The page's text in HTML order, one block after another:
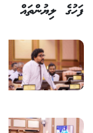
ފަހުގެ ލިޔުންތައް